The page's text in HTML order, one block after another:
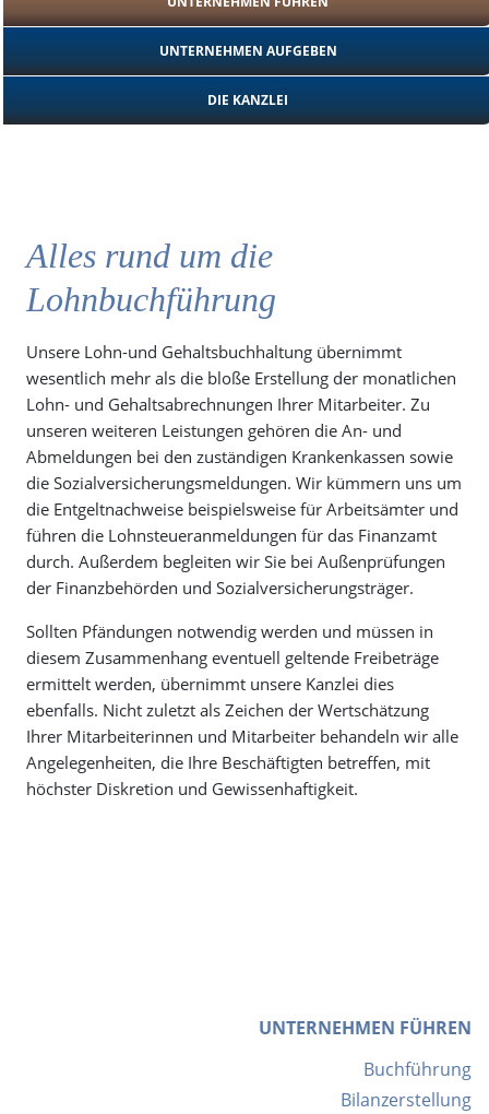
UNTERNEHMEN AUFGEBEN
DIE KANZLEI
Alles rund um die
Lohnbuchführung
Unsere Lohn-und Gehaltsbuchhaltung übernimmt
wesentlich mehr als die bloße Erstellung der monatlichen
Lohn- und Gehaltsabrechnungen Ihrer Mitarbeiter. Zu
unseren weiteren Leistungen gehören die An- und
Abmeldungen bei den zuständigen Krankenkassen sowie
die Sozialversicherungsmeldungen. Wir kümmern uns um
die Entgeltnachweise beispielsweise für Arbeitsämter und
führen die Lohnsteueranmeldungen für das Finanzamt
durch. Außerdem begleiten wir Sie bei Außenprüfungen
der Finanzbehörden und Sozialversicherungsträger.
Sollten Pfändungen notwendig werden und müssen in
diesem Zusammenhang eventuell geltende Freibeträge
ermittelt werden, übernimmt unsere Kanzlei dies
ebenfalls. Nicht zuletzt als Zeichen der Wertschätzung
Ihrer Mitarbeiterinnen und Mitarbeiter behandeln wir alle
Angelegenheiten, die Ihre Beschäftigten betreffen, mit
höchster Diskretion und Gewissenhaftigkeit.
UNTERNEHMEN FÜHREN
Buchführung
Bilanzerstellung